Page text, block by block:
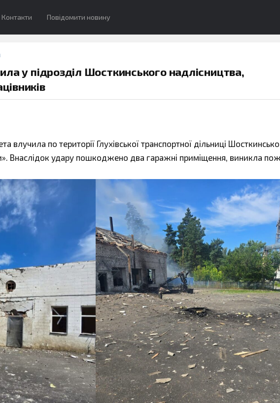
Контакти Повідомити новину
у підрозділ Шосткинського надлісництва,
влучила по території Глухівської транспортної дільниці
Внаслідок удару пошкоджено два гаражні приміщення, виникла